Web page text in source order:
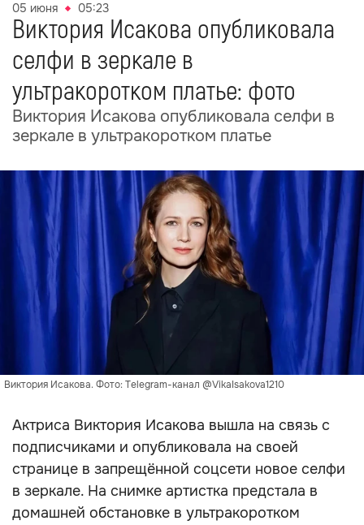
05 июня 05:23
Виктория Исакова опубликовала
селфи в зеркале в
ультракоротком платье: фото
Виктория Исакова опубликовала селфи в
зеркале в ультракоротком платье
Виктория Исакова. Фото: Telegram-канал @VikaIsakova1210
Актриса Виктория Исакова вышла на связь с
подписчиками и опубликовала на своей
странице в запрещённой соцсети новое селфи
в зеркале. На снимке артистка предстала в
домашней обстановке в ультракоротком